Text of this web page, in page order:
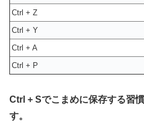
Ctrl + Z
Ctrl + Y
Ctrl + A
Ctrl + P
Ctrl + Sでこまめに保存する習
す。